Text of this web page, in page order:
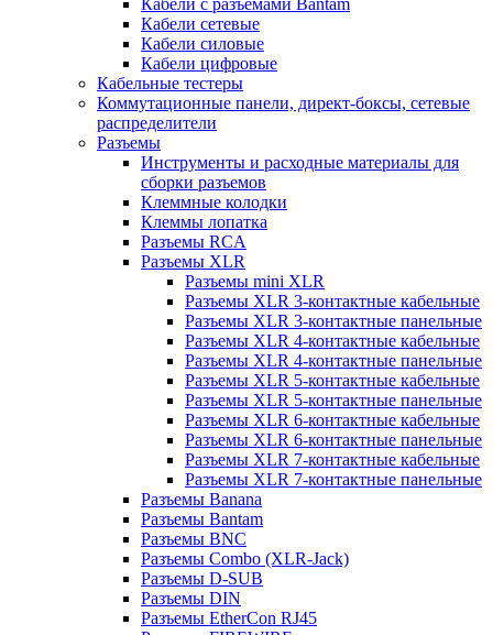
Кабели с разъемами Bantam
Кабели сетевые
Кабели силовые
Кабели цифровые
Кабельные тестеры
Коммутационные панели, директ-боксы, сетевые
распределители
Разъемы
Инструменты и расходные материалы для
сборки разъемов
Клеммные колодки
Клеммы лопатка
Разъемы RCA
Разъемы XLR
Разъемы mini XLR
Разъемы XLR 3-контактные кабельные
Разъемы XLR 3-контактные панельные
Разъемы XLR 4-контактные кабельные
Разъемы XLR 4-контактные панельные
Разъемы XLR 5-контактные кабельные
Разъемы XLR 5-контактные панельные
Разъемы XLR 6-контактные кабельные
Разъемы XLR 6-контактные панельные
Разъемы XLR 7-контактные кабельные
Разъемы XLR 7-контактные панельные
Разъемы Banana
Разъемы Bantam
Разъемы BNC
Разъемы Combo (XLR-Jack)
Разъемы D-SUB
Разъемы DIN
Разъемы EtherCon RJ45